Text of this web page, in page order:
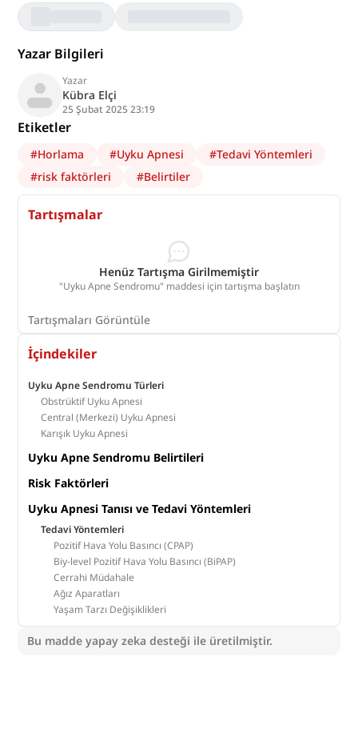
Yazar Bilgileri
Yazar
Kübra Elçi
25 Şubat 2025 23:19
Etiketler
#Horlama #Uyku Apnesi #Tedavi Yöntemleri
#risk faktörleri #Belirtiler
Tartışmalar
Henüz Tartışma Girilmemiştir
"Uyku Apne Sendromu" maddesi için tartışma başlatın
Tartışmaları Görüntüle
İçindekiler
Uyku Apne Sendromu Türleri
Obstrüktif Uyku Apnesi
Central (Merkezi) Uyku Apnesi
Karışık Uyku Apnesi
Uyku Apne Sendromu Belirtileri
Risk Faktörleri
Uyku Apnesi Tanısı ve Tedavi Yöntemleri
Tedavi Yöntemleri
Pozitif Hava Yolu Basıncı (CPAP)
Biy-level Pozitif Hava Yolu Basıncı (BiPAP)
Cerrahi Müdahale
Ağız Aparatları
Yaşam Tarzı Değişiklikleri
Bu madde yapay zeka desteği ile üretilmiştir.